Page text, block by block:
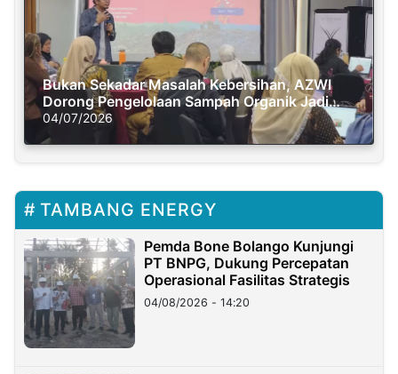
Bukan Sekadar Masalah Kebersihan, AZWI
Dorong Pengelolaan Sampah Organik Jadi
Solusi Krisis Iklim
04/07/2026
TAMBANG ENERGY
Pemda Bone Bolango Kunjungi
PT BNPG, Dukung Percepatan
Operasional Fasilitas Strategis
04/08/2026 - 14:20